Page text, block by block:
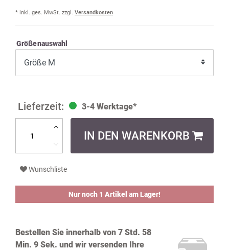
* inkl. ges. MwSt. zzgl. Versandkosten
Größenauswahl
3-4 Werktage*
IN DEN WARENKORB
Wunschliste
Nur noch 1 Artikel am Lager!
Bestellen Sie innerhalb von 7 Std. 58
Min. 9 Sek. und wir versenden Ihre